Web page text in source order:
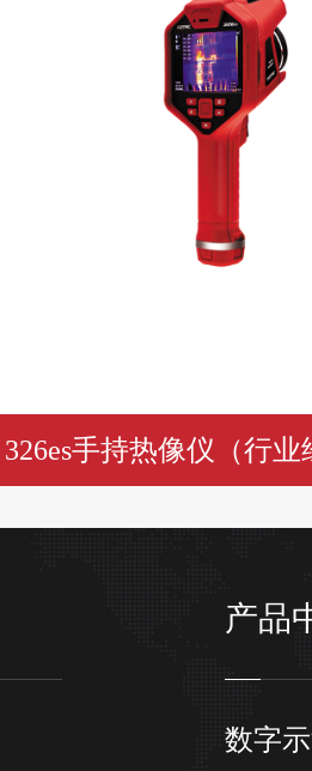
326es手持热像仪（行
产品
数字